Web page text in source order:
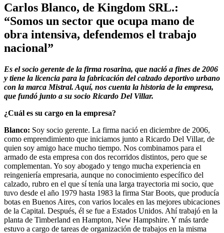
Carlos Blanco, de Kingdom SRL.:
“Somos un sector que ocupa mano de
obra intensiva, defendemos el trabajo
nacional”
Es el socio gerente de la firma rosarina, que nació a fines de 2006
y tiene la licencia para la fabricación del calzado deportivo urbano
con la marca Mistral. Aquí, nos cuenta la historia de la empresa,
que fundó junto a su socio Ricardo Del Villar.
¿Cuál es su cargo en la empresa?
Blanco: Soy socio gerente. La firma nació en diciembre de 2006,
como emprendimiento que iniciamos junto a Ricardo Del Villar, de
quien soy amigo hace mucho tiempo. Nos combinamos para el
armado de esta empresa con dos recorridos distintos, pero que se
complementan. Yo soy abogado y tengo mucha experiencia en
reingeniería empresaria, aunque no conocimiento específico del
calzado, rubro en el que sí tenía una larga trayectoria mi socio, que
tuvo desde el año 1979 hasta 1983 la firma Star Boots, que producía
botas en Buenos Aires, con varios locales en las mejores ubicaciones
de la Capital. Después, él se fue a Estados Unidos. Ahí trabajó en la
planta de Timberland en Hampton, New Hampshire. Y más tarde
estuvo a cargo de tareas de organización de trabajos en la misma